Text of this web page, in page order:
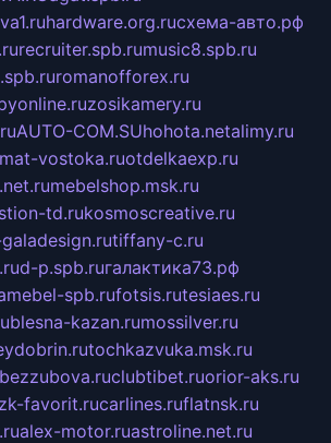
hardware.org.ruсхема-авто.рф
recruiter.spb.rumusic8.spb.ru
romanofforex.ru
zosikamery.ru
AUTO-COM.SUhohota.netalimy.ru
vostoka.ruotdelkaexp.ru
mebelshop.msk.ru
td.rukosmoscreative.ru
tiffany-c.ru
d-p.spb.ruгалактика73.рф
spb.rufotsis.rutesiaes.ru
blesna-kazan.rumossilver.ru
tochkazvuka.msk.ru
bezzubova.ruclubtibet.ruorior-aks.ru
favorit.rucarlines.ruflatnsk.ru
alex-motor.ruastroline.net.ru